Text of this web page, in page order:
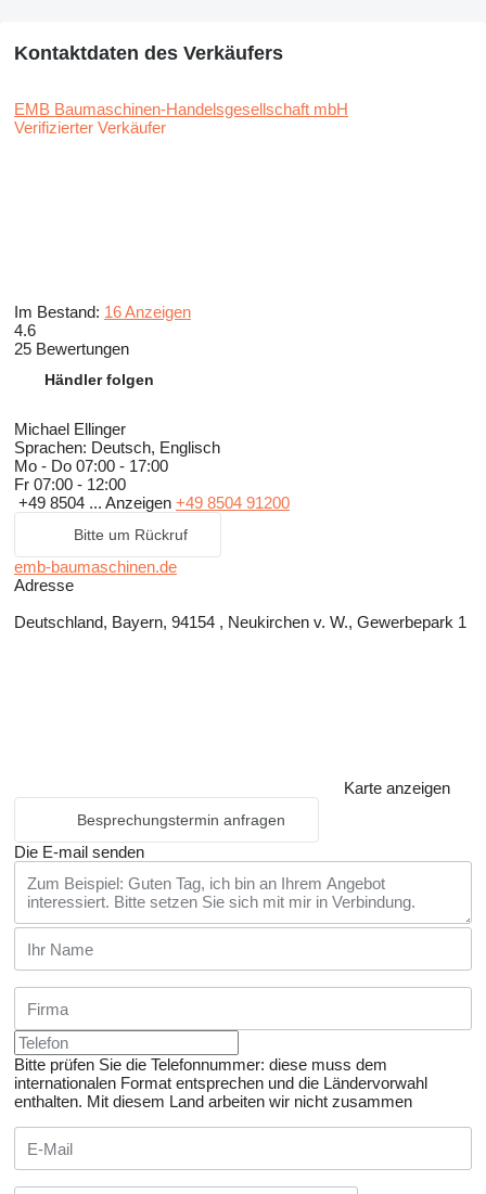
Kontaktdaten des Verkäufers
EMB Baumaschinen-Handelsgesellschaft mbH
Verifizierter Verkäufer
Im Bestand: 16 Anzeigen
4.6
25 Bewertungen
Händler folgen
Michael Ellinger
Sprachen: Deutsch, Englisch
Mo - Do 07:00 - 17:00
Fr 07:00 - 12:00
+49 8504 ... Anzeigen +49 8504 91200
Bitte um Rückruf
emb-baumaschinen.de
Adresse
Deutschland, Bayern, 94154 , Neukirchen v. W., Gewerbepark 1
Karte anzeigen
Besprechungstermin anfragen
Die E-mail senden
Bitte prüfen Sie die Telefonnummer: diese muss dem
internationalen Format entsprechen und die Ländervorwahl
enthalten. Mit diesem Land arbeiten wir nicht zusammen